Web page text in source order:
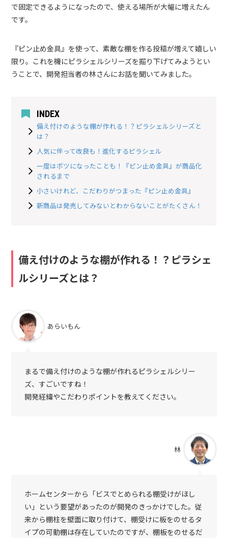
で固定できるようになったので、使える場所が大幅に増えたん
です。
『ピン止め金具』を使って、素敵な棚を作る投稿が増えて嬉しい
限り。これを機にピラシェルシリーズを掘り下げてみようとい
うことで、開発担当者の林さんにお話を聞いてみました。
INDEX
備え付けのような棚が作れる！？ピラシェルシリーズと
は？
人気に伴って改良も！進化するピラシェル
一度はボツになったことも！『ピン止め金具』が商品化
されるまで
小さいけれど、こだわりがつまった『ピン止め金具』
新商品は発売してみないとわからないことがたくさん！
備え付けのような棚が作れる！？ピラシェ
ルシリーズとは？
あらいもん
まるで備え付けのような棚が作れるピラシェルシリー
ズ、すごいですね！
開発経緯やこだわりポイントを教えてください。
林
ホームセンターから「ビスでとめられる棚受けがほし
い」という要望があったのが開発のきっかけでした。従
来から棚柱を壁面に取り付けて、棚受けに板をのせるタ
イプの可動棚は存在していたのですが、棚板をのせるだ